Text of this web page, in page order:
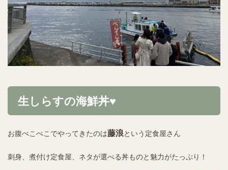
生しらすの海鮮丼♥︎
お腹ぺこぺこでやってきたのは藤浪という定食屋さん
刺身、煮付け定食屋、ネタが選べる丼ものと魅力がたっぷり！